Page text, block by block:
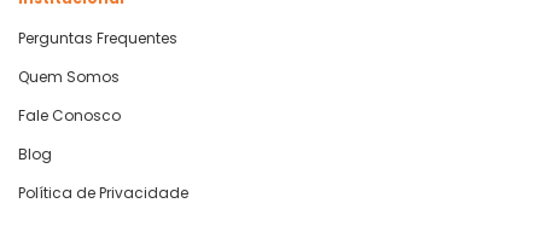
Perguntas Frequentes
Quem Somos
Fale Conosco
Blog
Política de Privacidade